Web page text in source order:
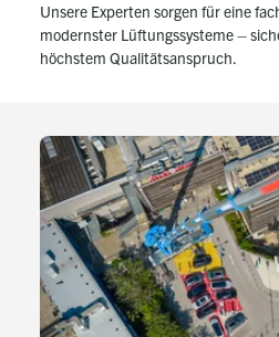
Unsere Experten sorgen für eine
modernster Lüftungssysteme –
höchstem Qualitätsanspruch.